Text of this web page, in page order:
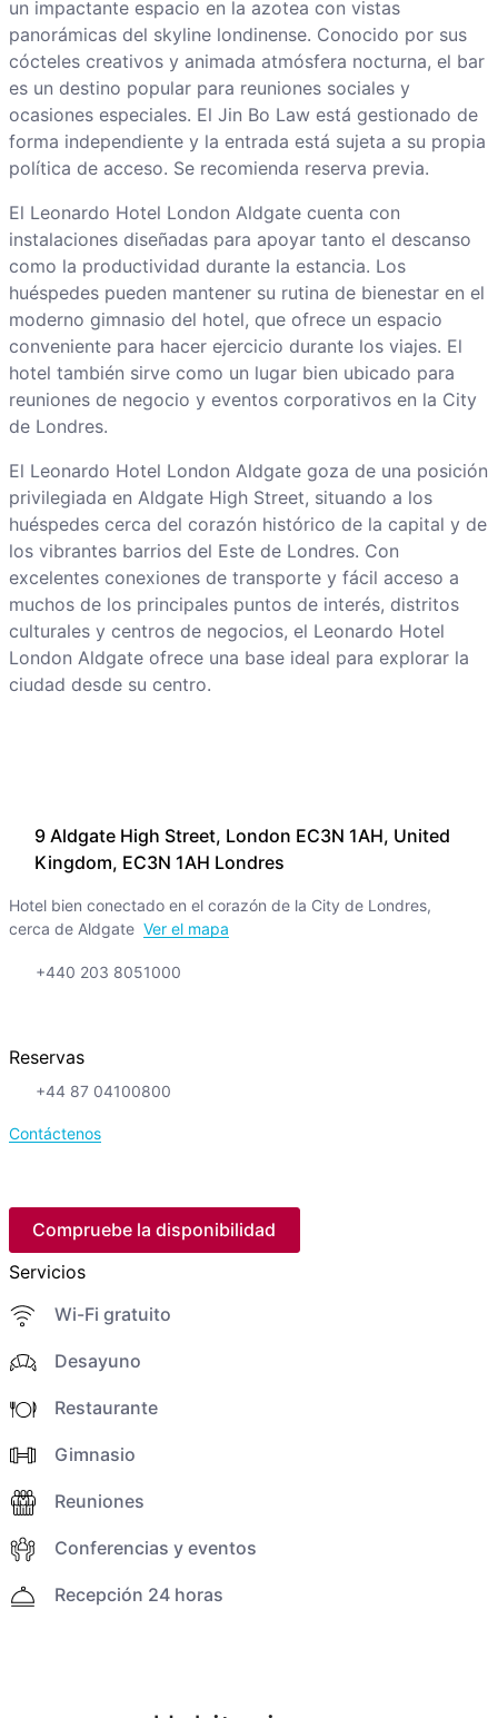
9 Aldgate High Street, London EC3N 1AH, United
Kingdom, EC3N 1AH Londres
Hotel bien conectado en el corazón de la City de Londres,
cerca de Aldgate Ver el mapa
+440 203 8051000
Reservas
+44 87 04100800
Contáctenos
Compruebe la disponibilidad
Servicios
Wi-Fi gratuito
Desayuno
Restaurante
Gimnasio
Reuniones
Conferencias y eventos
Recepción 24 horas
un impactante espacio en la azotea con vistas
panorámicas del skyline londinense. Conocido por sus
cócteles creativos y animada atmósfera nocturna, el bar
es un destino popular para reuniones sociales y
ocasiones especiales. El Jin Bo Law está gestionado de
forma independiente y la entrada está sujeta a su propia
política de acceso. Se recomienda reserva previa.
El Leonardo Hotel London Aldgate cuenta con
instalaciones diseñadas para apoyar tanto el descanso
como la productividad durante la estancia. Los
huéspedes pueden mantener su rutina de bienestar en el
moderno gimnasio del hotel, que ofrece un espacio
conveniente para hacer ejercicio durante los viajes. El
hotel también sirve como un lugar bien ubicado para
reuniones de negocio y eventos corporativos en la City
de Londres.
El Leonardo Hotel London Aldgate goza de una posición
privilegiada en Aldgate High Street, situando a los
huéspedes cerca del corazón histórico de la capital y de
los vibrantes barrios del Este de Londres. Con
excelentes conexiones de transporte y fácil acceso a
muchos de los principales puntos de interés, distritos
culturales y centros de negocios, el Leonardo Hotel
London Aldgate ofrece una base ideal para explorar la
ciudad desde su centro.